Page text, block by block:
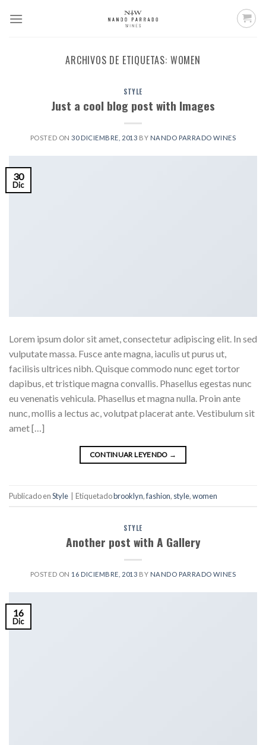
ARCHIVOS DE ETIQUETAS: WOMEN
STYLE
Just a cool blog post with Images
POSTED ON30 DICIEMBRE, 2013 BY NANDO PARRADO WINES
30
Dic
Lorem ipsum dolor sit amet, consectetur adipiscing elit. In sed
vulputate massa. Fusce ante magna, iaculis ut purus ut,
facilisis ultrices nibh. Quisque commodo nunc eget tortor
dapibus, et tristique magna convallis. Phasellus egestas nunc
eu venenatis vehicula. Phasellus et magna nulla. Proin ante
nunc, mollis a lectus ac, volutpat placerat ante. Vestibulum sit
amet […]
CONTINUAR LEYENDO →
Publicado enStyle Etiquetadobrooklyn,fashion, style,women
STYLE
Another post with A Gallery
POSTED ON 16 DICIEMBRE, 2013 BY NANDO PARRADO WINES
16
Dic